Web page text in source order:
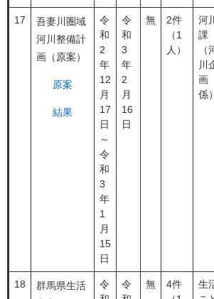
17
吾妻川圏域
河川整備計
画（原案）
原案
結果
令
和
2
年
12
月
17
日
～
令
和
3
年
1
月
15
日
令
和
3
年
2
月
16
日
無
2件
（1
人）
河川
課
（
川
画
係）
18
群馬県生活
令
令
無
4件
生